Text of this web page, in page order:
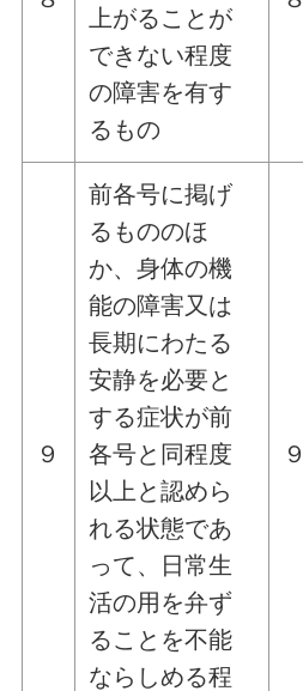
上がることが
できない程度
の障害を有す
るもの
９
前各号に掲げ
るもののほ
か、身体の機
能の障害又は
長期にわたる
安静を必要と
する症状が前
各号と同程度
以上と認めら
れる状態であ
って、日常生
活の用を弁ず
ることを不能
ならしめる程
９